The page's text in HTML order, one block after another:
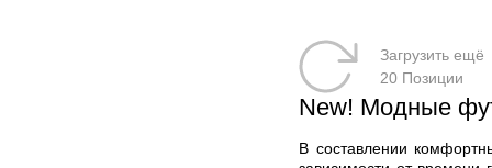
Загрузить ещё
20 Позиции
New! Модные
В составлении